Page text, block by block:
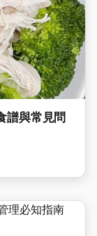
譜與常見問